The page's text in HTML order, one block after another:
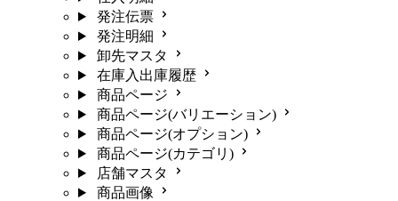
発注伝票
発注明細
卸先マスタ
在庫入出庫履歴
商品ページ
商品ページ(バリエーション)
商品ページ(オプション)
商品ページ(カテゴリ)
店舗マスタ
商品画像